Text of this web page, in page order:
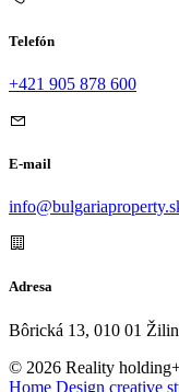
Telefón
+421 905 878 600
E-mail
Adresa
Bôrická 13, 010 01
© 2026 Reality
Home Design creative